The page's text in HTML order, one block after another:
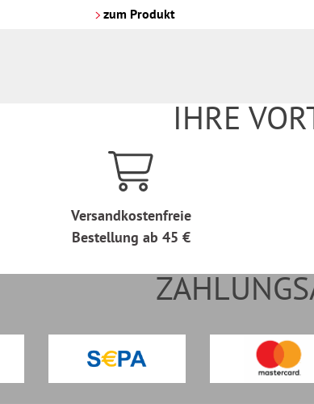
zum Produkt
IHRE
Versandkostenfreie
Bestellung ab 45 €